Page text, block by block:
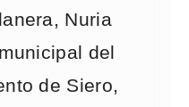
Nuria
del
de Siero,